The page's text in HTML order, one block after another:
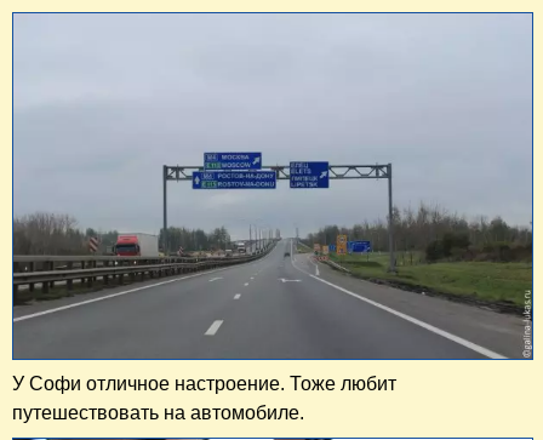
У Софи отличное настроение. Тоже любит
путешествовать на автомобиле.